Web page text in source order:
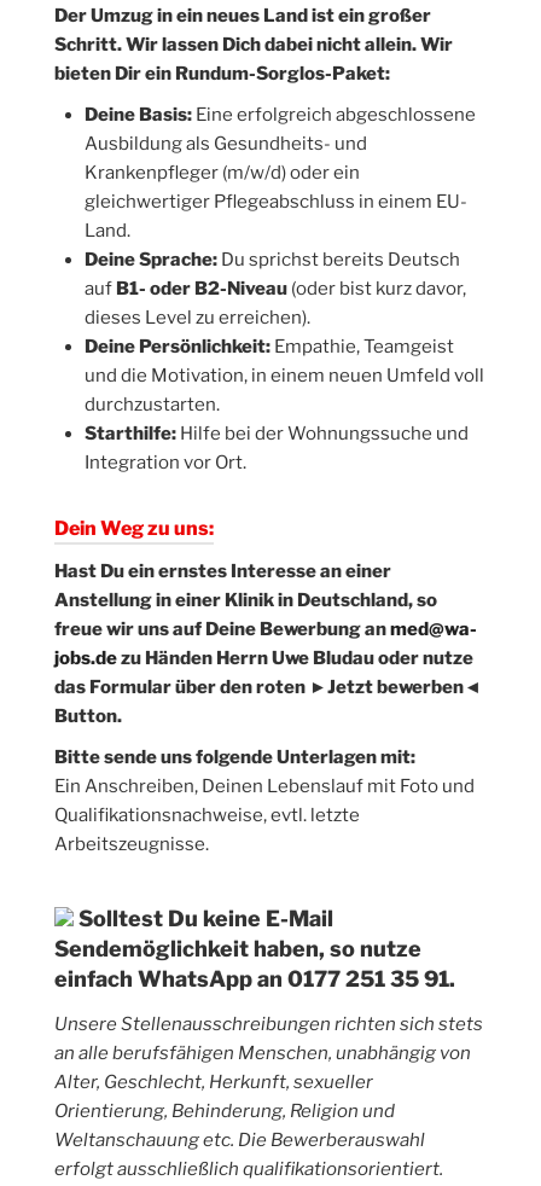
Der Umzug in ein neues Land ist ein großer
Schritt. Wir lassen Dich dabei nicht allein. Wir
bieten Dir ein Rundum-Sorglos-Paket:
Deine Basis: Eine erfolgreich abgeschlossene
Ausbildung als Gesundheits- und
Krankenpfleger (m/w/d) oder ein
gleichwertiger Pflegeabschluss in einem EU-
Land.
Deine Sprache: Du sprichst bereits Deutsch
auf B1- oder B2-Niveau (oder bist kurz davor,
dieses Level zu erreichen).
Deine Persönlichkeit: Empathie, Teamgeist
und die Motivation, in einem neuen Umfeld voll
durchzustarten.
Starthilfe: Hilfe bei der Wohnungssuche und
Integration vor Ort.
Dein Weg zu uns:
Hast Du ein ernstes Interesse an einer
Anstellung in einer Klinik in Deutschland, so
freue wir uns auf Deine Bewerbung anmed@wa-
jobs.dezu Händen Herrn Uwe Bludau oder nutze
das Formular über den roten ►Jetzt bewerben◄
Button.
Bitte sende uns folgende Unterlagen mit:
Ein Anschreiben, Deinen Lebenslauf mit Foto und
Qualifikationsnachweise, evtl. letzte
Arbeitszeugnisse.
Solltest Du keine E-Mail
Sendemöglichkeit haben, so nutze
einfach WhatsApp an 0177 251 35 91.
Unsere Stellenausschreibungen richten sich stets
an alle berufsfähigen Menschen, unabhängig von
Alter, Geschlecht, Herkunft, sexueller
Orientierung, Behinderung, Religion und
Weltanschauung etc. Die Bewerberauswahl
erfolgt ausschließlich qualifikationsorientiert.